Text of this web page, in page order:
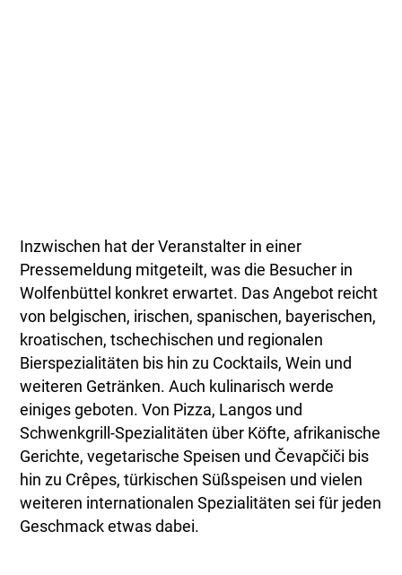
Inzwischen hat der Veranstalter in einer
Pressemeldung mitgeteilt, was die Besucher in
Wolfenbüttel konkret erwartet. Das Angebot reicht
von belgischen, irischen, spanischen, bayerischen,
kroatischen, tschechischen und regionalen
Bierspezialitäten bis hin zu Cocktails, Wein und
weiteren Getränken. Auch kulinarisch werde
einiges geboten. Von Pizza, Langos und
Schwenkgrill-Spezialitäten über Köfte, afrikanische
Gerichte, vegetarische Speisen und Čevapčiči bis
hin zu Crêpes, türkischen Süßspeisen und vielen
weiteren internationalen Spezialitäten sei für jeden
Geschmack etwas dabei.